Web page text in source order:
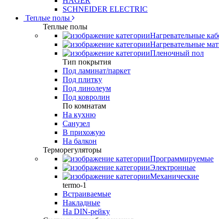
SCHNEIDER ELECTRIC
Теплые полы
Теплые полы
Нагревательные
Нагревательные
Пленочный пол
Тип покрытия
Под ламинат/паркет
Под плитку
Под линолеум
Под ковролин
По комнатам
На кухню
Санузел
В прихожую
На балкон
Терморегуляторы
Программируемые
Электронные
Механические
termo-1
Встраиваемые
Накладные
На DIN-рейку